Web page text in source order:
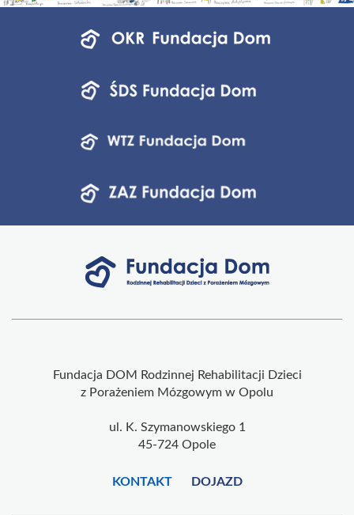
Fundacja DOM Rodzinnej Rehabilitacji Dzieci
z Porażeniem Mózgowym w Opolu
ul. K. Szymanowskiego 1
45-724 Opole
KONTAKT DOJAZD